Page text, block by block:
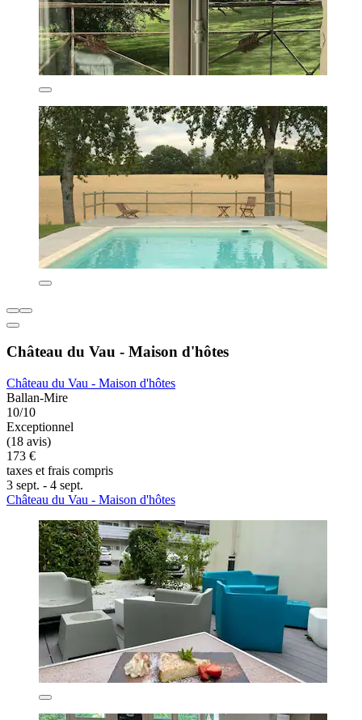
Château du Vau - Maison d'hôtes
Château du Vau - Maison d'hôtes
Ballan-Mire
10/10
Exceptionnel
(18 avis)
173 €
taxes et frais compris
3 sept. - 4 sept.
Château du Vau - Maison d'hôtes